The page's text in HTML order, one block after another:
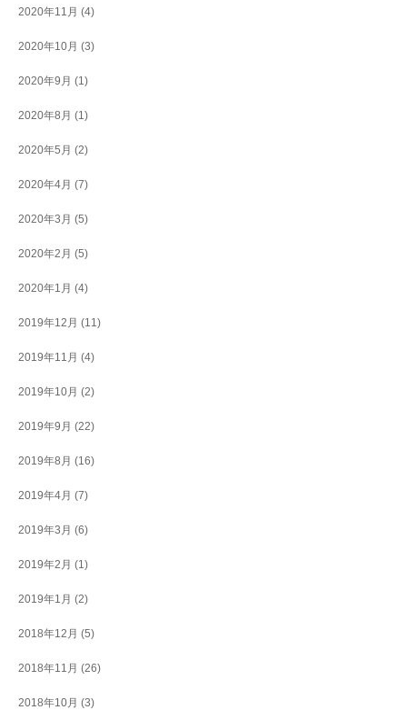
2020年11月 (4)
2020年10月 (3)
2020年9月 (1)
2020年8月 (1)
2020年5月 (2)
2020年4月 (7)
2020年3月 (5)
2020年2月 (5)
2020年1月 (4)
2019年12月 (11)
2019年11月 (4)
2019年10月 (2)
2019年9月 (22)
2019年8月 (16)
2019年4月 (7)
2019年3月 (6)
2019年2月 (1)
2019年1月 (2)
2018年12月 (5)
2018年11月 (26)
2018年10月 (3)